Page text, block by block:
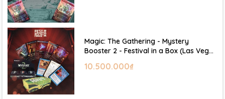
Magic: The Gathering - Mystery
Booster 2 - Festival in a Box (Las Vegas
10.500.000₫